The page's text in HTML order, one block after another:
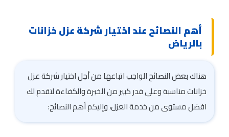
أهم النصائح عند اختيار شركة عزل خزانات
بالرياض
هناك بعض النصائح الواجب اتباعها من أجل اختيار شركة عزل
خزانات مناسبة وعلى قدر كبير من الخبرة والكفاءة لتقدم لك
افضل مستوى من خدمة العزل، وإليكم أهم النصائح: